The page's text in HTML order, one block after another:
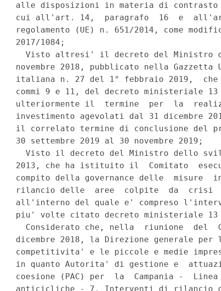
alle disposizioni in materia di
cui all'art. 14,  paragrafo  16  e
regolamento (UE) n. 651/2014, come
2017/1084;
Visto altresi' il decreto del Ministro
novembre 2018, pubblicato nella
italiana n. 27 del 1° febbraio 2019,
commi 9 e 11, del decreto ministeriale
ulteriormente il  termine  per  la
investimento agevolati dal 31 dicembre
il correlato termine di conclusione del
30 settembre 2019 al 30 novembre 2019;
Visto il decreto del Ministro dello
2013, che ha istituito il  Comitato
compito della governance delle  misure
rilancio delle  aree  colpite  da  crisi
all'interno del quale e' compreso
piu' volte citato decreto ministeriale
Considerato che, nella  riunione  del
dicembre 2018, la Direzione generale
competitivita' e le piccole e medie
in quanto Autorita' di gestione e
coesione (PAC) per  la  Campania -
anticicliche - 7. Interventi di rilancio